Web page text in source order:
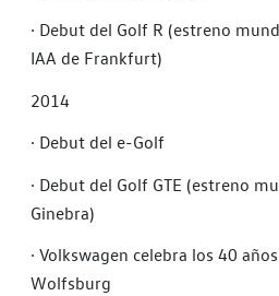
· Debut del Golf R (estreno
IAA de Frankfurt)
2014
· Debut del e-Golf
· Debut del Golf GTE (estreno
Ginebra)
· Volkswagen celebra los 40
Wolfsburg